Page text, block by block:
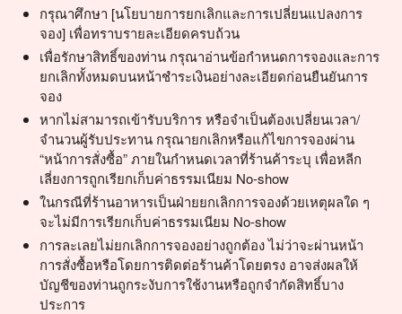
กรุณาศึกษา [นโยบายการยกเลิกและการเปลี่ยนแปลงการ
จอง] เพื่อทราบรายละเอียดครบถ้วน
เพื่อรักษาสิทธิ์ของท่าน กรุณาอ่านข้อกำหนดการจองและการ
ยกเลิกทั้งหมดบนหน้าชำระเงินอย่างละเอียดก่อนยืนยันการ
จอง
หากไม่สามารถเข้ารับบริการ หรือจำเป็นต้องเปลี่ยนเวลา/
จำนวนผู้รับประทาน กรุณายกเลิกหรือแก้ไขการจองผ่าน
“หน้าการสั่งซื้อ” ภายในกำหนดเวลาที่ร้านค้าระบุ เพื่อหลีก
เลี่ยงการถูกเรียกเก็บค่าธรรมเนียม No-show
ในกรณีที่ร้านอาหารเป็นฝ่ายยกเลิกการจองด้วยเหตุผลใด ๆ
จะไม่มีการเรียกเก็บค่าธรรมเนียม No-show
การละเลยไม่ยกเลิกการจองอย่างถูกต้อง ไม่ว่าจะผ่านหน้า
การสั่งซื้อหรือโดยการติดต่อร้านค้าโดยตรง อาจส่งผลให้
บัญชีของท่านถูกระงับการใช้งานหรือถูกจำกัดสิทธิ์บาง
ประการ